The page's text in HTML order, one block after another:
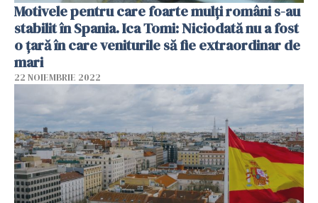
Motivele pentru care foarte mulți români s-au
stabilit în Spania. Ica Tomi: Niciodată nu a fost
o țară în care veniturile să fie extraordinar de
mari
22 NOIEMBRIE 2022